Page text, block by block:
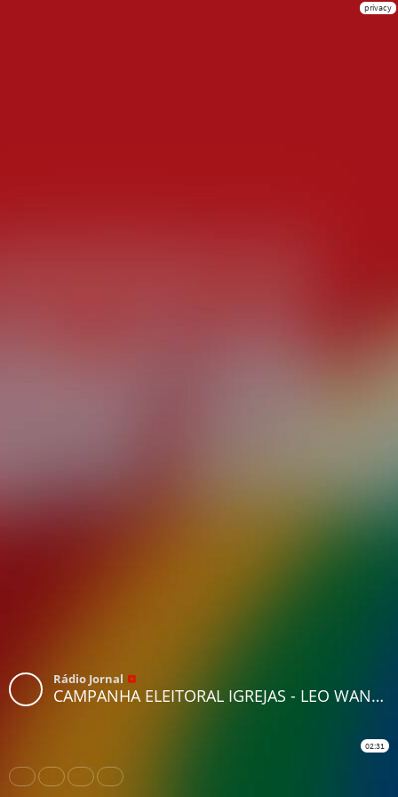
privacy
Rádio Jornal
CAMPANHA ELEITORAL IGREJAS - LEO WANDERLEY
02:31
Share Like